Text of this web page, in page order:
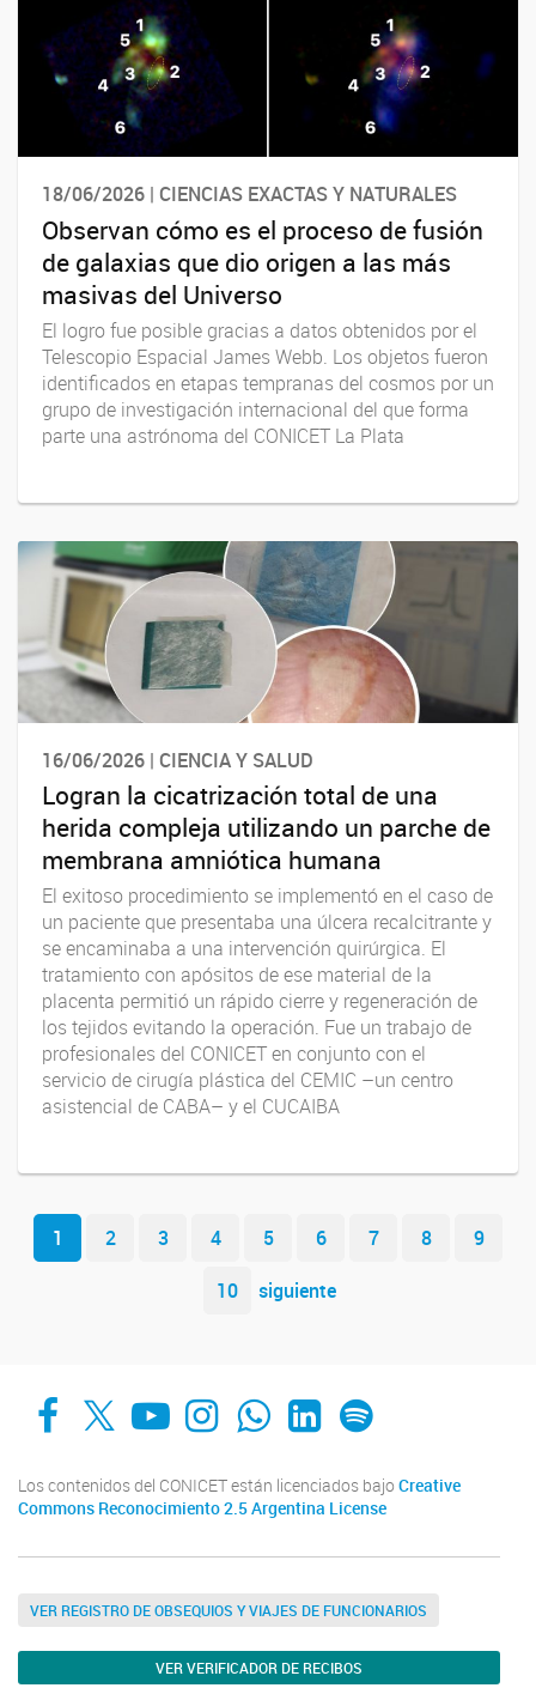
18/06/2026 | CIENCIAS EXACTAS Y NATURALES
Observan cómo es el proceso de fusión
de galaxias que dio origen a las más
masivas del Universo
El logro fue posible gracias a datos obtenidos por el
Telescopio Espacial James Webb. Los objetos fueron
identificados en etapas tempranas del cosmos por un
grupo de investigación internacional del que forma
parte una astrónoma del CONICET La Plata
16/06/2026 | CIENCIA Y SALUD
Logran la cicatrización total de una
herida compleja utilizando un parche de
membrana amniótica humana
El exitoso procedimiento se implementó en el caso de
un paciente que presentaba una úlcera recalcitrante y
se encaminaba a una intervención quirúrgica. El
tratamiento con apósitos de ese material de la
placenta permitió un rápido cierre y regeneración de
los tejidos evitando la operación. Fue un trabajo de
profesionales del CONICET en conjunto con el
servicio de cirugía plástica del CEMIC –un centro
asistencial de CABA– y el CUCAIBA
Navegador de artículos
1 2 3 4 5 6 7 8
9
10
siguiente
Facebook
X YouTube
Instagram
Whats AppLinkedIn
Spotify
Los contenidos del CONICET están licenciados bajo Creative
Commons Reconocimiento 2.5 Argentina License
VER REGISTRO DE OBSEQUIOS Y VIAJES DE FUNCIONARIOS
VER VERIFICADOR DE RECIBOS